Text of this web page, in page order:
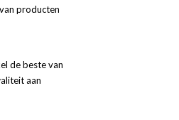
producten
de beste van
aan